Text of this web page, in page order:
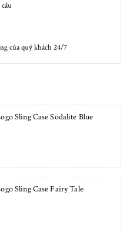
của quý khách 24/7
Sling Case Sodalite Blue
Sling Case Fairy Tale